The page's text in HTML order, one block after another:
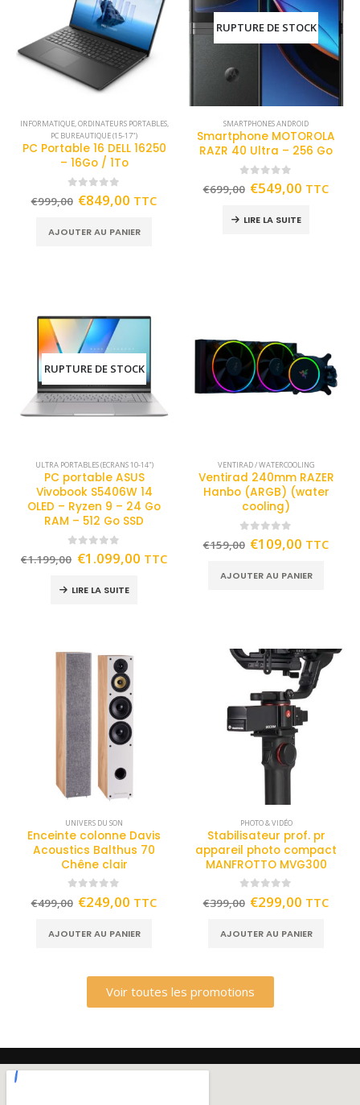
INFORMATIQUE,ORDINATEURS PORTABLES,
PC BUREAUTIQUE (15-17")
PC Portable 16 DELL 16250
– 16Go / 1To
out of 5
€999,00 €849,00 TTC
AJOUTER AU PANIER
RUPTURE DE STOCK
SMARTPHONES ANDROID
Smartphone MOTOROLA
RAZR 40 Ultra – 256 Go
out of 5
€699,00 €549,00 TTC
LIRE LA SUITE
RUPTURE DE STOCK
ULTRA PORTABLES (ECRANS 10-14")
PC portable ASUS
Vivobook S5406W 14
OLED – Ryzen 9 – 24 Go
RAM – 512 Go SSD
out of 5
€1.199,00 €1.099,00 TTC
LIRE LA SUITE
VENTIRAD / WATERCOOLING
Ventirad 240mm RAZER
Hanbo (ARGB) (water
cooling)
out of 5
€159,00 €109,00 TTC
AJOUTER AU PANIER
UNIVERS DU SON
Enceinte colonne Davis
Acoustics Balthus 70
Chêne clair
out of 5
€499,00 €249,00 TTC
AJOUTER AU PANIER
PHOTO & VIDÉO
Stabilisateur prof. pr
appareil photo compact
MANFROTTO MVG300
out of 5
€399,00 €299,00 TTC
AJOUTER AU PANIER
Voir toutes les promotions